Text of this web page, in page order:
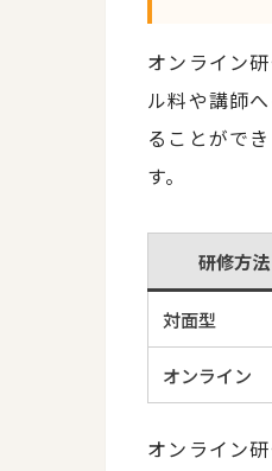
オンライン
ル料や講師
ることがで
す。
研修方法
対面型
オンライン
オンライン